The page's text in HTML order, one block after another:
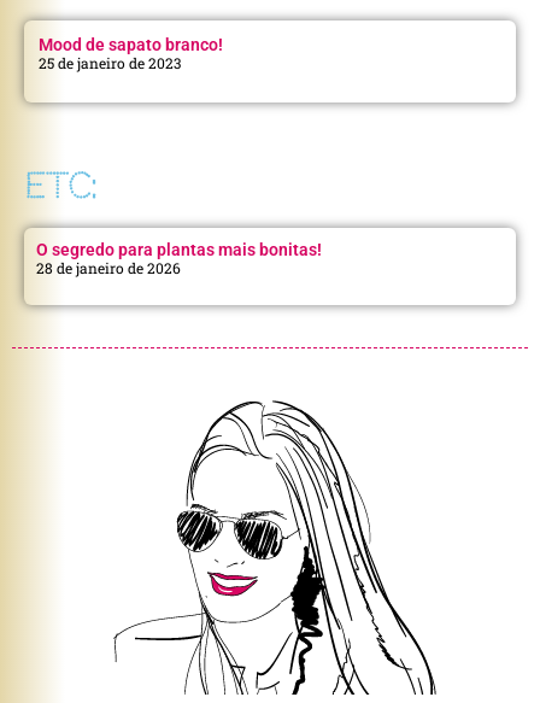
Mood de sapato branco!
25 de janeiro de 2023
ETC:
O segredo para plantas mais bonitas!
28 de janeiro de 2026